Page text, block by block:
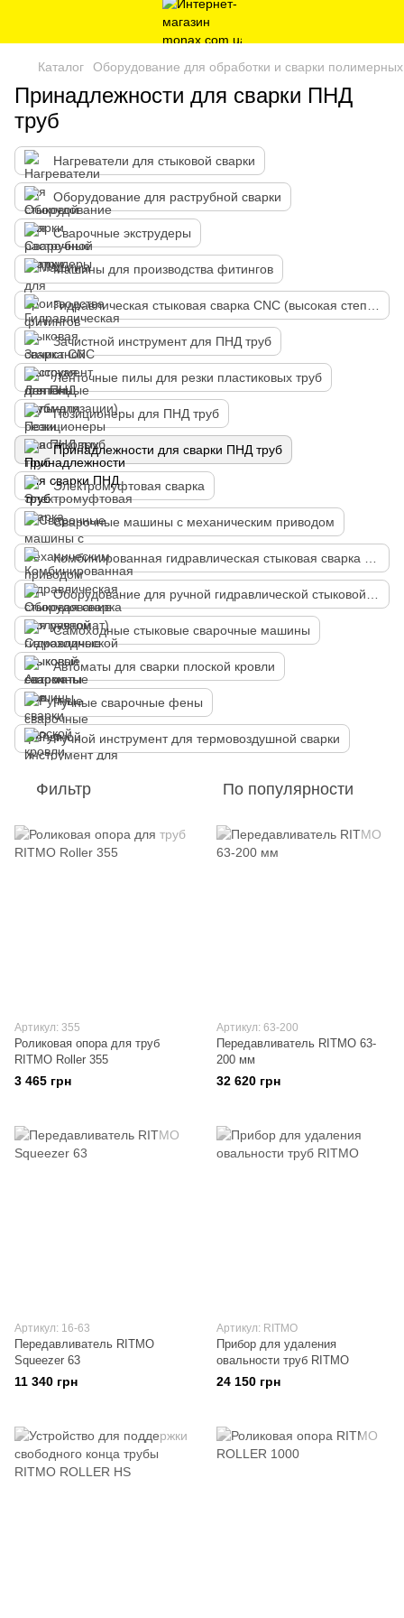
Каталог Оборудование для обработки и сварки
Принадлежности для сварки ПНД
труб
Нагреватели для стыковой сварки
Оборудование для раструбной сварки
Сварочные экструдеры
Машины для производства фитингов
Зачистной инструмент для ПНД труб
Ленточные пилы для резки пластиковых труб
Позиционеры для ПНД труб
Принадлежности для сварки ПНД труб
Электромуфтовая сварка
Сварочные машины с механическим приводом
Самоходные стыковые сварочные машины
Автоматы для сварки плоской кровли
Ручные сварочные фены
Ручной инструмент для термовоздушной сварки
Фильтр По популярности
Артикул: 355
Роликовая опора для труб
RITMO Roller 355
3 465 грн
Артикул: 63-200
Передавливатель RITMO 63-
200 мм
32 620 грн
Артикул: 16-63
Передавливатель RITMO
Squeezer 63
11 340 грн
Артикул: RITMO
Прибор для удаления
овальности труб RITMO
24 150 грн